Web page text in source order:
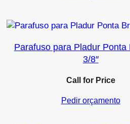
Parafuso para Pladur Ponta
3/8″
Call for Price
Pedir orçamento